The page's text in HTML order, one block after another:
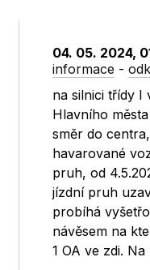
04. 05. 2024,
informace -
na silnici třídy I
Hlavního
směr do
havarované
pruh, od
jízdní pruh
probíhá
návěsem na
1 OA ve zdi.